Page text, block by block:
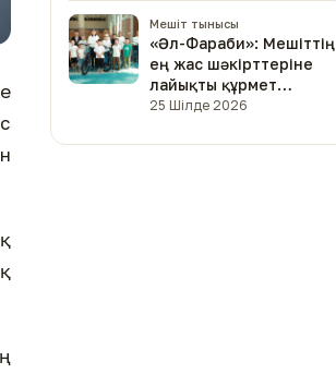
Мешіт тынысы
«Әл-Фараби»: Мешіттің
ең жас шәкірттеріне
лайықты құрмет
көрсетілді (фото)
25 Шілде 2026